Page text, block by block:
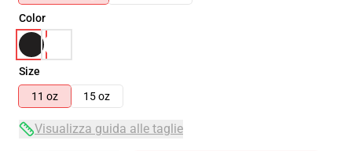
Color
Size
11 oz
15 oz
Visualizza guida alle taglie